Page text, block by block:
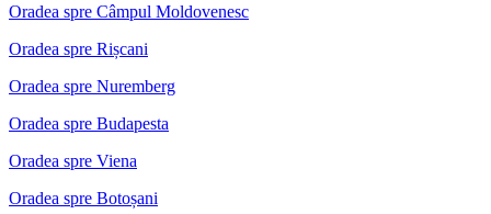
Oradea spre Câmpul Moldovenesc
Oradea spre Rișcani
Oradea spre Nuremberg
Oradea spre Budapesta
Oradea spre Viena
Oradea spre Botoșani